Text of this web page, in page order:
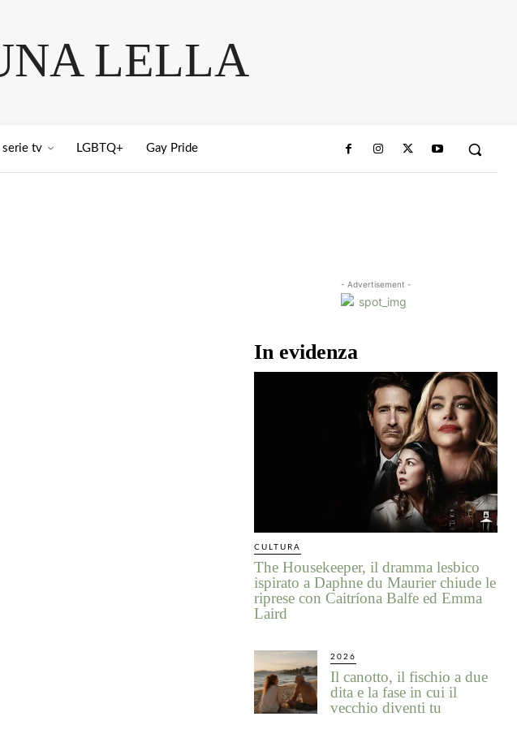
LELLA
serie tv LGBTQ+ Gay Pride
- Advertisement -
In evidenza
CULTURA
The Housekeeper, il dramma lesbico
ispirato a Daphne du Maurier chiude le
riprese con Caitríona Balfe ed Emma
Laird
2026
Il canotto, il fischio a due
dita e la fase in cui il
vecchio diventi tu